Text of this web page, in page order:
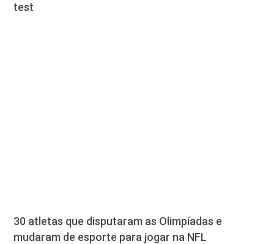
test
30 atletas que disputaram as Olimpíadas e
mudaram de esporte para jogar na NFL